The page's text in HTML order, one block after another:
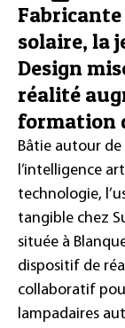
solaire, la
Design
réalité
formation
Bâtie autour
l’intelligence
technologie,
tangible chez
située à
dispositif de
collaboratif
lampadaires